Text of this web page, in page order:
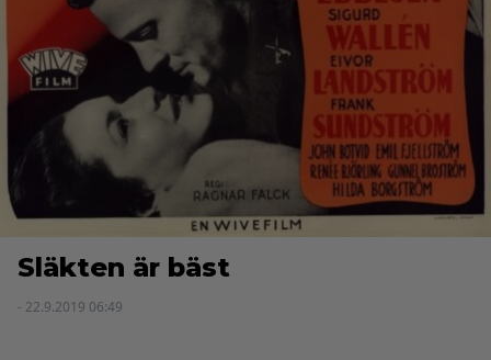
Släkten är bäst
- 22.9.2019 06:49